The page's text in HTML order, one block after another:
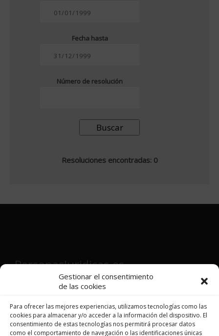
Gestionar el consentimiento
de las cookies
Para ofrecer las mejores experiencias, utilizamos tecnologías como las
cookies para almacenar y/o acceder a la información del dispositivo. El
consentimiento de estas tecnologías nos permitirá procesar datos
como el comportamiento de navegación o las identificaciones únicas
Fecha hasta
Número de resolución
Resoluciones encontradas: 0
PersonasJuridicas.es
Director y fundador:
Patón